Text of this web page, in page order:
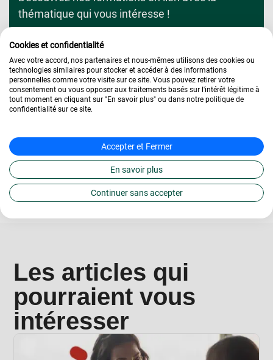
thématique qui vous intéresse !
Voir toutes nos formations
4.2/5
|
433
avis
Les articles qui
pourraient vous
intéresser
Cookies et confidentialité
Avec votre accord, nos partenaires et nous-mêmes utilisons des cookies ou
technologies similaires pour stocker et accéder à des informations
personnelles comme votre visite sur ce site. Vous pouvez retirer votre
consentement ou vous opposer aux traitements basés sur l'intérêt légitime à
tout moment en cliquant sur "En savoir plus" ou dans notre politique de
confidentialité sur ce site.
Accepter et Fermer
En savoir plus
Continuer sans accepter